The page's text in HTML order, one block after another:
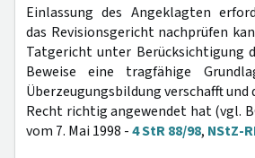
Einlassung des Angeklagten
das Revisionsgericht nachprüfen
Tatgericht unter Berücksichtigung
Beweise eine tragfähige
Überzeugungsbildung verschafft
Recht richtig angewendet hat (vgl.
vom 7. Mai 1998 -4 StR 88/98, NStZ-